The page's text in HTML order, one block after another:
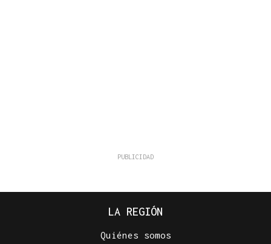
LA REGIÓN
Quiénes somos